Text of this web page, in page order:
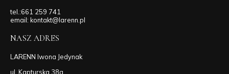
tel.:661 259 741
email: kontakt@larenn.pl
NASZ ADRES
LARENN Iwona Jedynak
ul. Kapturska 38a